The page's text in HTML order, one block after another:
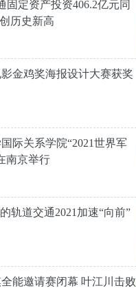
固定资产投资406.2亿元同
历史新高
金鸡奖海报设计大赛获奖
际关系学院“2021世界军
南京举行
轨道交通2021加速“向前”
能邀请赛闭幕 叶江川击败